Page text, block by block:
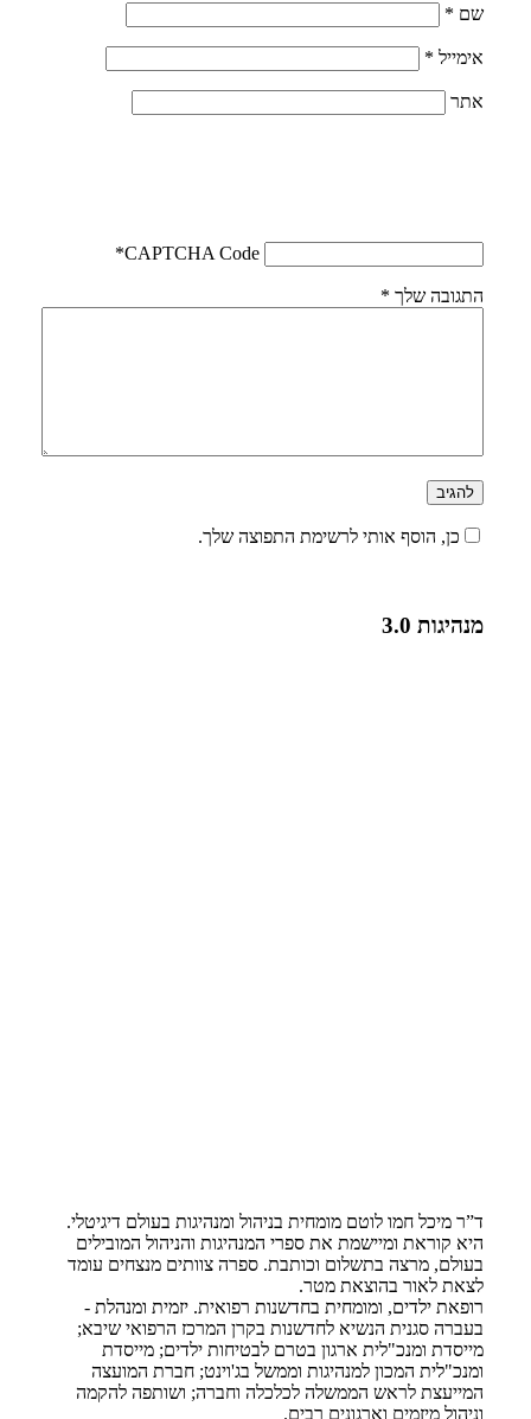
שם *
אימייל *
אתר
CAPTCHA Code
*
התגובה שלך *
כן, הוסף אותי לרשימת התפוצה שלך.
מנהיגות 3.0
ד”ר מיכל חמו לוטם מומחית בניהול ומנהיגות בעולם דיגיטלי.
היא קוראת ומיישמת את ספרי המנהיגות והניהול המובילים
בעולם, מרצה בתשלום וכותבת. ספרה צוותים מנצחים עומד
לצאת לאור בהוצאת מטר.
רופאת ילדים, ומומחית בחדשנות רפואית. יזמית ומנהלת -
בעברה סגנית הנשיא לחדשנות בקרן המרכז הרפואי שיבא;
מייסדת ומנכ"לית ארגון בטרם לבטיחות ילדים; מייסדת
ומנכ"לית המכון למנהיגות וממשל בג'וינט; חברת המועצה
המייעצת לראש הממשלה לכלכלה וחברה; ושותפה להקמה
וניהול מיזמים וארגונים רבים.